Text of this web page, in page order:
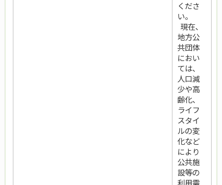
くださ
い。
現在、
地方公
共団体
におい
ては、
人口減
少や高
齢化、
ライフ
スタイ
ルの変
化など
により
公共施
設等の
利用需